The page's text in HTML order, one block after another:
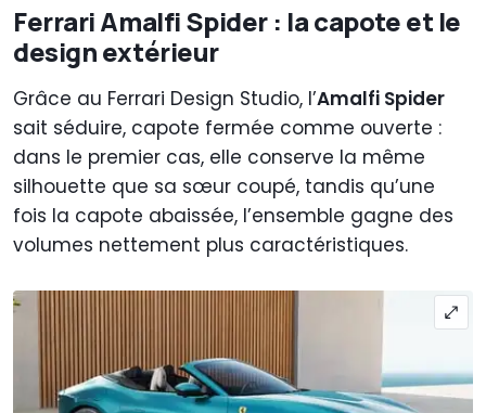
Ferrari Amalfi Spider : la capote et le
design extérieur
Grâce au Ferrari Design Studio, l’Amalfi Spider
sait séduire, capote fermée comme ouverte :
dans le premier cas, elle conserve la même
silhouette que sa sœur coupé, tandis qu’une
fois la capote abaissée, l’ensemble gagne des
volumes nettement plus caractéristiques.